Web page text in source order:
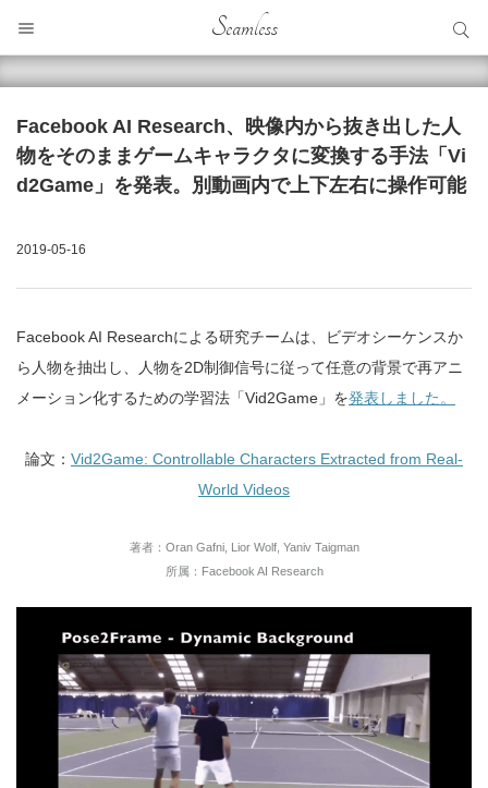
Seamless
Facebook AI Research、映像内から抜き出した人
物をそのままゲームキャラクタに変換する手法「Vi
d2Game」を発表。別動画内で上下左右に操作可能
2019-05-16
Facebook AI Researchによる研究チームは、ビデオシーケンスか
ら人物を抽出し、人物を2D制御信号に従って任意の背景で再アニ
メーション化するための学習法「Vid2Game」を発表しました。
論文： Vid2Game: Controllable Characters Extracted from Real-
World Videos
著者：Oran Gafni, Lior Wolf, Yaniv Taigman
所属：Facebook AI Research
サイト内検索